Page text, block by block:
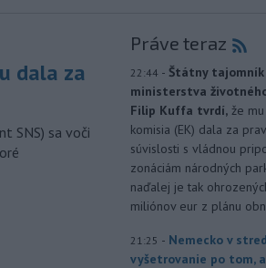
dala za
SNS) sa voči
Práve teraz
22:44 - Štátny tajomník
ministerstva
Filip Kuffa tvrdí, že
komisia (EK) dala za
súvislosti s vládnou
zonáciám národných
naďalej je tak
miliónov eur z plánu
21:25 - Nemecko v
vyšetrovanie po tom,